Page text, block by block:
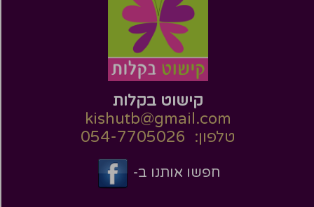
קישוט בקלות
kishutb@gmail.com
טלפון: 054-7705026
חפשו אותנו ב-